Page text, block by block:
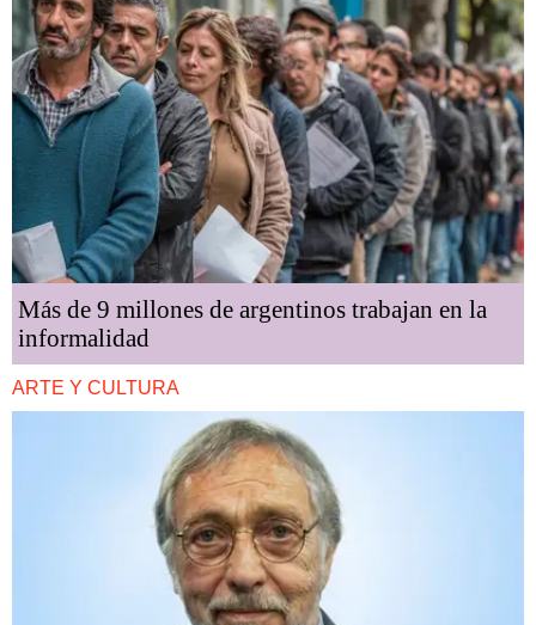
Más de 9 millones de argentinos trabajan en la
informalidad
ARTE Y CULTURA